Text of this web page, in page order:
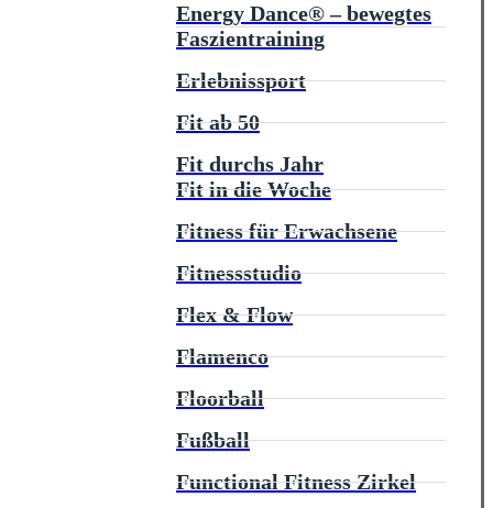
Energy Dance® – bewegtes
Faszientraining
Erlebnissport
Fit ab 50
Fit durchs Jahr
Fit in die Woche
Fitness für Erwachsene
Fitnessstudio
Flex & Flow
Flamenco
Floorball
Fußball
Functional Fitness Zirkel